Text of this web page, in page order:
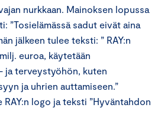
nurkkaan. Mainoksen lopussa
”Tosielämässä sadut eivät aina
jälkeen tulee teksti: ” RAY:n
euroa, käytetään
ja terveystyöhön, kuten
ja uhrien auttamiseen.”
logo ja teksti ”Hyväntahdon